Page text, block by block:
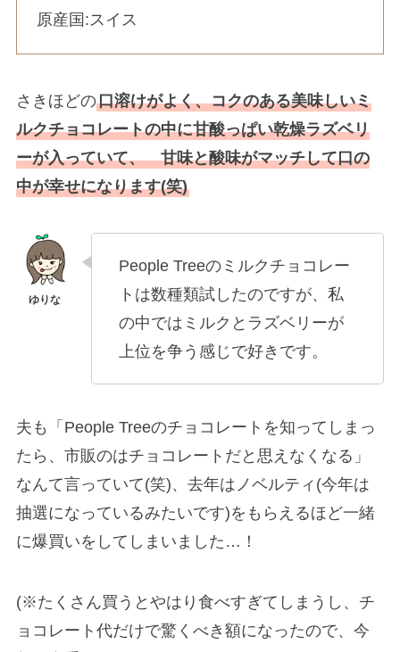
原産国:スイス
さきほどの口溶けがよく、コクのある美味しいミ
ルクチョコレートの中に甘酸っぱい乾燥ラズベリ
ーが入っていて、 甘味と酸味がマッチして口の
中が幸せになります(笑)
People Treeのミルクチョコレー
トは数種類試したのですが、私
の中ではミルクとラズベリーが
上位を争う感じで好きです。
夫も「People Treeのチョコレートを知ってしまっ
たら、市販のはチョコレートだと思えなくなる」
なんて言っていて(笑)、去年はノベルティ(今年は
抽選になっているみたいです)をもらえるほど一緒
に爆買いをしてしまいました…！
(※たくさん買うとやはり食べすぎてしまうし、チ
ョコレート代だけで驚くべき額になったので、今